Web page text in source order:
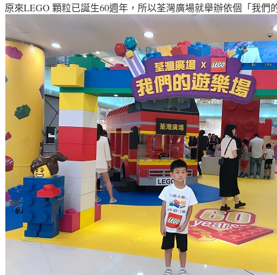
原來LEGO 顆粒已誕生60週年，所以荃灣廣場就舉辦依個「我